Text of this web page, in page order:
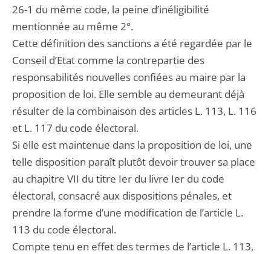
26-1 du même code, la peine d’inéligibilité
mentionnée au même 2°.
Cette définition des sanctions a été regardée par le
Conseil d’Etat comme la contrepartie des
responsabilités nouvelles confiées au maire par la
proposition de loi. Elle semble au demeurant déjà
résulter de la combinaison des articles L. 113, L. 116
et L. 117 du code électoral.
Si elle est maintenue dans la proposition de loi, une
telle disposition paraît plutôt devoir trouver sa place
au chapitre VII du titre Ier du livre Ier du code
électoral, consacré aux dispositions pénales, et
prendre la forme d’une modification de l’article L.
113 du code électoral.
Compte tenu en effet des termes de l’article L. 113,